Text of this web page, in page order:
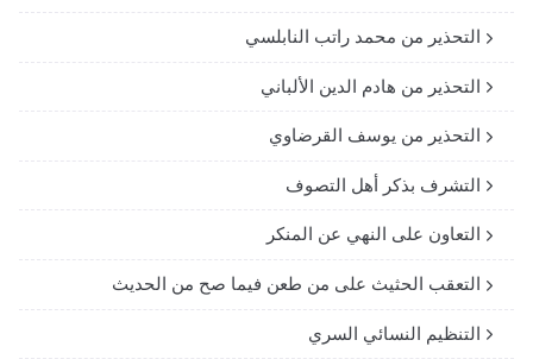
التحذير من محمد راتب النابلسي
التحذير من هادم الدين الألباني
التحذير من يوسف القرضاوي
التشرف بذكر أهل التصوف
التعاون على النهي عن المنكر
التعقب الحثيث على من طعن فيما صح من الحديث
التنظيم النسائي السري